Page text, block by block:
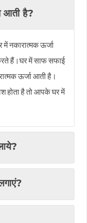
आती है?
नकारात्मक ऊर्जा
हैं।घर में साफ सफाई
ऊर्जा आती है।
है तो आपके घर में